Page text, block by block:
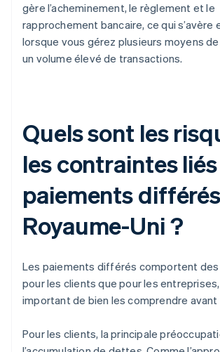
gère l’acheminement, le règlement et le
rapprochement bancaire, ce qui s’avère
lorsque vous gérez plusieurs moyens
un volume élevé de transactions.
Quels sont les
les contraintes
paiements
Royaume-Uni ?
Les paiements différés comportent
pour les clients que pour les
important de bien les comprendre avant
Pour les clients, la principale